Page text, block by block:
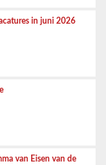
in juni 2026
van Eisen van de